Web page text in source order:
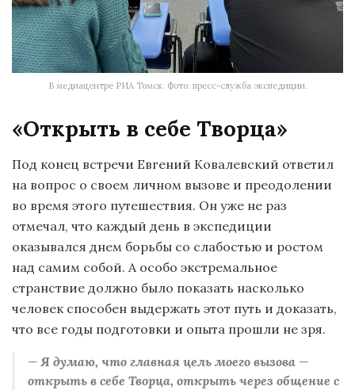
В медиацентре РИА Томск. Фото: пресс-служба экспедиции.
«Открыть в себе Творца»
Под конец встречи Евгений Ковалевский ответил
на вопрос о своем личном вызове и преодолении
во время этого путешествия. Он уже не раз
отмечал, что каждый день в экспедиции
оказывался днем борьбы со слабостью и ростом
над самим собой. А особо экстремальное
странствие должно было показать насколько
человек способен выдержать этот путь и доказать,
что все годы подготовки и опыта прошли не зря.
— Я думаю, что главная цель моего вызова —
открыть в себе Творца, открыть через общение с